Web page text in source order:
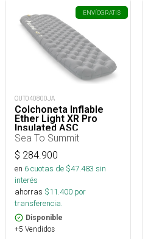
ENVÍOGRATIS
OUT040800JA
Colchoneta Inflable
Ether Light XR Pro
Insulated ASC
Rect.Reg.Wide
Sea To Summit
$ 284.900
en 6cuotas de $47.483 sin
interés
ahorras $11.400 por
transferencia.
Disponible
+5 Vendidos